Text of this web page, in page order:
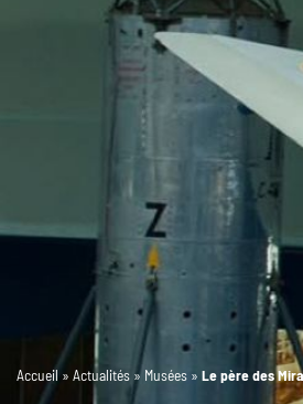
Accueil» Actualités » Musées » Le père des